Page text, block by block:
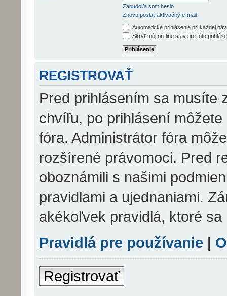
Zabudol/a som heslo
Znovu poslať aktivačný e-mail
Automatické prihlásenie pri každej
Skryť môj on-line stav pre toto
REGISTROVAŤ
Pred prihlásením sa musíte
chvíľu, po prihlásení
fóra. Administrátor fóra
rozšírené právomoci. Pred
oboznámili s našimi
pravidlami a ujednaniami.
akékoľvek pravidlá, ktoré sa
Pravidlá pre používanie |
Registrovať